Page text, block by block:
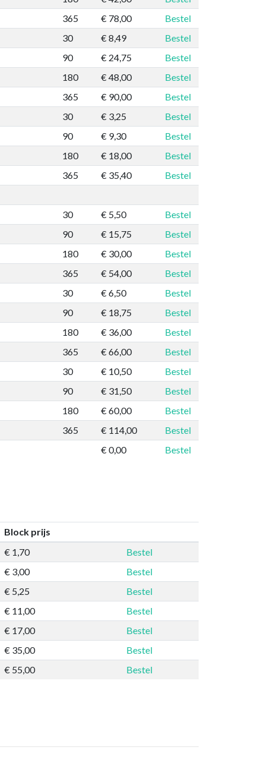
365
€ 78,00
Bestel
30 € 8,49
Bestel
90
€ 24,75
Bestel
180
€ 48,00
Bestel
365
€ 90,00
Bestel
30 € 3,25
Bestel
90
€ 9,30
Bestel
180
€ 18,00
Bestel
365
€ 35,40 Bestel
30 € 5,50
Bestel
90
€ 15,75
Bestel
180
€ 30,00
Bestel
365
€ 54,00
Bestel
30 € 6,50
Bestel
90
€ 18,75
Bestel
180
€ 36,00
Bestel
365
€ 66,00
Bestel
30 € 10,50
Bestel
90
€ 31,50
Bestel
180
€ 60,00
Bestel
365
€ 114,00
Bestel
€ 0,00 Bestel
Block prijs
€ 1,70
Bestel
€ 3,00
Bestel
€ 5,25
Bestel
€ 11,00
Bestel
€ 17,00
Bestel
€ 35,00
Bestel
€ 55,00 Bestel